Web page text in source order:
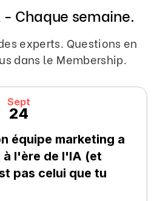
- Chaque semaine.
experts. Questions en
dans le Membership.
Sept
24
équipe marketing a
l'ère de l'IA (et
pas celui que tu